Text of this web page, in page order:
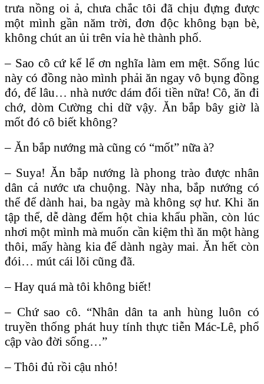
trưa nồng oi ả, chưa chắc tôi đã chịu đựng được
một mình gần năm trời, đơn độc không bạn bè,
không chút an ủi trên vỉa hè thành phố.
– Sao cô cứ kể lể ơn nghĩa làm em mệt. Sống lúc
này có đồng nào mình phải ăn ngay vô bụng đồng
đó, để lâu… nhà nước dám đổi tiền nữa! Cô, ăn đi
chớ, dòm Cường chi dữ vậy. Ăn bắp bây giờ là
mốt đó cô biết không?
– Ăn bắp nướng mà cũng có “mốt” nữa à?
– Suya! Ăn bắp nướng là phong trào được nhân
dân cả nước ưa chuộng. Này nha, bắp nướng có
thể để dành hai, ba ngày mà không sợ hư. Khi ăn
tập thể, dễ dàng đếm hột chia khẩu phần, còn lúc
nhơi một mình mà muốn cần kiệm thì ăn một hàng
thôi, mấy hàng kia để dành ngày mai. Ăn hết còn
đói… mút cái lõi cũng đã.
– Hay quá mà tôi không biết!
– Chứ sao cô. “Nhân dân ta anh hùng luôn có
truyền thống phát huy tính thực tiễn Mác-Lê, phổ
cập vào đời sống…”
– Thôi đủ rồi cậu nhỏ!